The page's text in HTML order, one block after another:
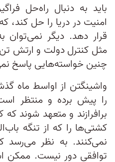
باید به دنبال راه‌حل
امنیت در دریا را حل
قرار دهد. دیگر نمی‌توان
مثل کنترل دولت و ارتش تن
چنین خواسته‌هایی پاسخ
واشینگتن از اواسط ماه
را پیش برده و منتظر
برافرازند و متعهد شوند
کشتی‌ها را که از تنگه
نمی‌کنند. به نظر
توافقی دور نیست. ممکن